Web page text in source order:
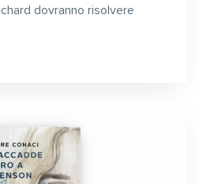
dovranno risolvere